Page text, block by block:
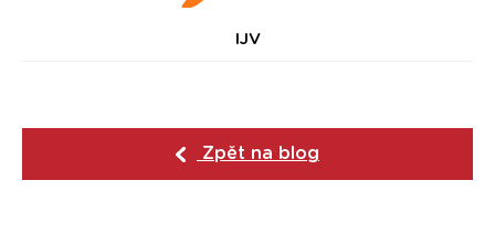
IJV
Zpět na blog